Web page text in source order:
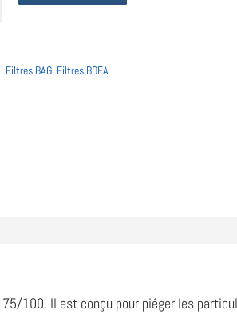
Filtres BAG, Filtres BOFA
100. Il est conçu pour piéger les